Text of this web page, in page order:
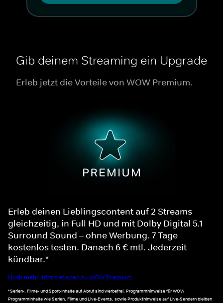
Gib deinem Streaming ein Upgrade
Erleb jetzt die Vorteile von WOW Premium.
Erleb deinen Lieblingscontent auf 2 Streams
gleichzeitig, in Full HD und mit Dolby Digital 5.1
Surround Sound – ohne Werbung. 7 Tage
kostenlos testen. Danach 6 € mtl. Jederzeit
kündbar.*
Noch mehr Informationen zu WOW Premium
*Serien-, Filme- und Sport-Inhalte auf Abruf sind werbefrei. Programmhinweise für WOW
Programminhalte wie Serien, Filme und Live-Events, sowie Produkthinweise auf Live-Sendern bleiben